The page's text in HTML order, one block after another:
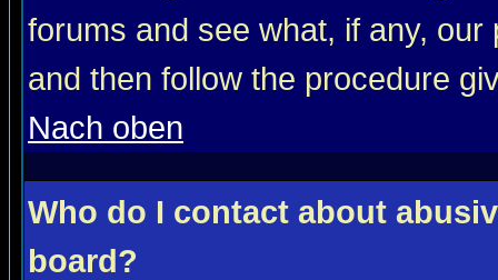
forums and see what, if any,
and then follow the procedure
Nach oben
Who do I contact about
board?